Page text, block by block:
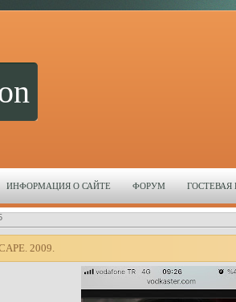
ИНФОРМАЦИЯ О САЙТЕ ФОРУМ ГОСТЕВАЯ
2009.